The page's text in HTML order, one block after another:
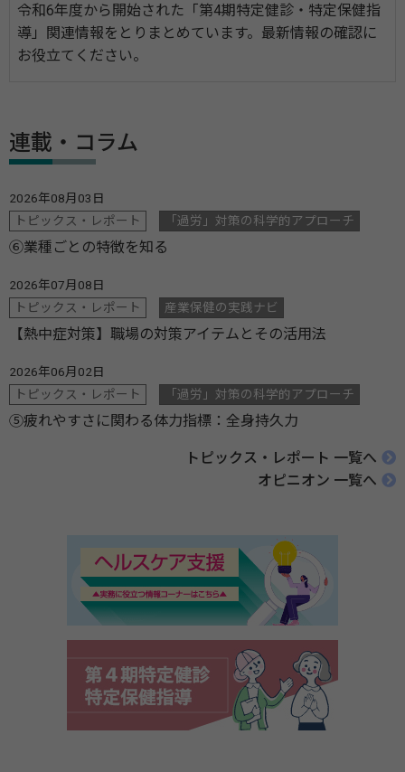
令和6年度から開始された「第4期特定健診・特定保健指
導」関連情報をとりまとめています。最新情報の確認に
お役立てください。
連載・コラム
2026年08月03日
トピックス・レポート
「過労」対策の科学的アプローチ
⑥業種ごとの特徴を知る
2026年07月08日
トピックス・レポート
産業保健の実践ナビ
【熱中症対策】職場の対策アイテムとその活用法
2026年06月02日
トピックス・レポート
「過労」対策の科学的アプローチ
⑤疲れやすさに関わる体力指標：全身持久力
トピックス・レポート 一覧へ
オピニオン 一覧へ